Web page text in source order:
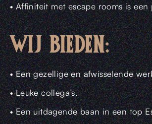
• Affiniteit met escape rooms is een
WIJ BIEDEN:
• Een gezellige en afwisselende
• Leuke collega’s.
• Een uitdagende baan in een top